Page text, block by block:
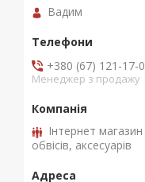
Вадим
+380 (67) 121-17-
Менеджер з продажу
Інтернет магазин
обвісів, аксесуарів